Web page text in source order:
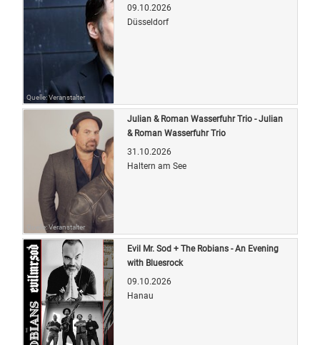
Quelle: Veranstalter
09.10.2026
Düsseldorf
Quelle: Veranstalter
Julian & Roman Wasserfuhr Trio - Julian
& Roman Wasserfuhr Trio
31.10.2026
Haltern am See
Evil Mr. Sod + The Robians - An Evening
with Bluesrock
09.10.2026
Hanau